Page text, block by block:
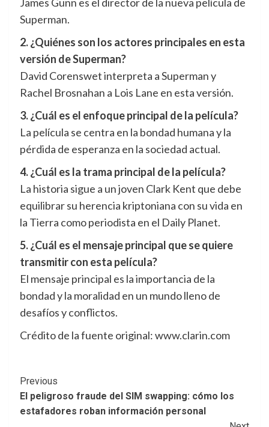
Superman.
2. ¿Quiénes son los actores principales en esta
versión de Superman?
David Corenswet interpreta a Superman y
Rachel Brosnahan a Lois Lane en esta versión.
3. ¿Cuál es el enfoque principal de la película?
La película se centra en la bondad humana y la
pérdida de esperanza en la sociedad actual.
4. ¿Cuál es la trama principal de la película?
La historia sigue a un joven Clark Kent que debe
equilibrar su herencia kriptoniana con su vida en
la Tierra como periodista en el Daily Planet.
5. ¿Cuál es el mensaje principal que se quiere
transmitir con esta película?
El mensaje principal es la importancia de la
bondad y la moralidad en un mundo lleno de
desafíos y conflictos.
Crédito de la fuente original: www.clarin.com
Post
Navigation
Previous
El peligroso fraude del SIM swapping: cómo los
estafadores roban información personal